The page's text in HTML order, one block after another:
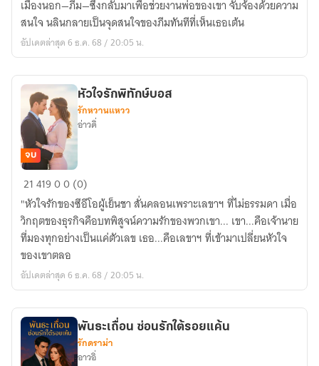
เรา
เมืองนอก—ภีม—ซึ่งกลับมาเพื่อช่วยงานพ่อของเขา จับจ้องด้วยความ
สนใจ นลินกลายเป็นจุดสนใจของภีมทันทีที่เห็นเธอเต้น
อัปเดตล่าสุด 6 ธ.ค. 68 / 20:05 น.
หัวใจ
รัก
พิทักษ์
บอส
จบ
หัวใจรักพิทักษ์บอส
รักหวานแหวว
อ่าวดิ่
2141900 (0)
"หัวใจรักของซีอีโอผู้เย็นชา สั่นคลอนเพราะเลขาฯ ที่ไม่ธรรมดา เมื่อ
วิกฤตของธุรกิจคือบทพิสูจน์ความรักของพวกเขา... เขา...คือเจ้านาย
ที่มองทุกอย่างเป็นแค่ตัวเลข เธอ...คือเลขาฯ ที่เข้ามาเปลี่ยนหัวใจ
ของเขาตลอ
อัปเดตล่าสุด 6 ธ.ค. 68 / 20:05 น.
พันธะเถื่อน ซ่อนรักใต้รอยแค้น
รักดราม่า
อาวอิ่